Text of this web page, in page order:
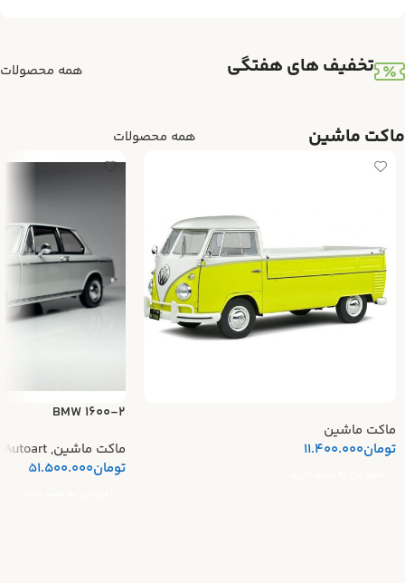
تخفیف های هفتگی همه محصولات
ماکت ماشین همه محصولات
ماکت ماشین
تومان11.400.000
BMW 1600-2
ماکت ماشین,
Autoart
تومان51.500.000